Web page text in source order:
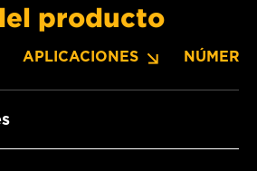
producto
APLICACIONES